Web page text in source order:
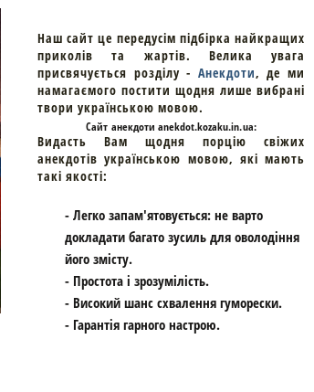
Наш сайт це передусім підбірка найкращих
приколів та жартів. Велика увага
присвячується розділу - Анекдоти, де ми
намагаємого постити щодня лише вибрані
твори українською мовою.
Cайт анекдоти anekdot.kozaku.in.ua:
Видасть Вам щодня порцію свіжих
анекдотів українською мовою, які мають
такі якості:
- Легко запам'ятовується: не варто
докладати багато зусиль для оволодіння
його змісту.
- Простота і зрозумілість.
- Високий шанс схвалення гуморески.
- Гарантія гарного настрою.